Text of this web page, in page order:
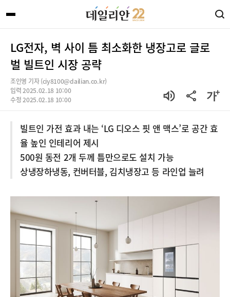
LG전자, 벽 사이 틈 최소화한 냉장고로 글로
벌 빌트인 시장 공략
조인영 기자 (ciy8100@dailian.co.kr)
입력 2025.02.18 10:00
수정 2025.02.18 10:00
빌트인 가전 효과 내는 ‘LG 디오스 핏 앤 맥스’로 공간 효
율 높인 인테리어 제시
500원 동전 2개 두께 틈만으로도 설치 가능
상냉장하냉동, 컨버터블, 김치냉장고 등 라인업 늘려